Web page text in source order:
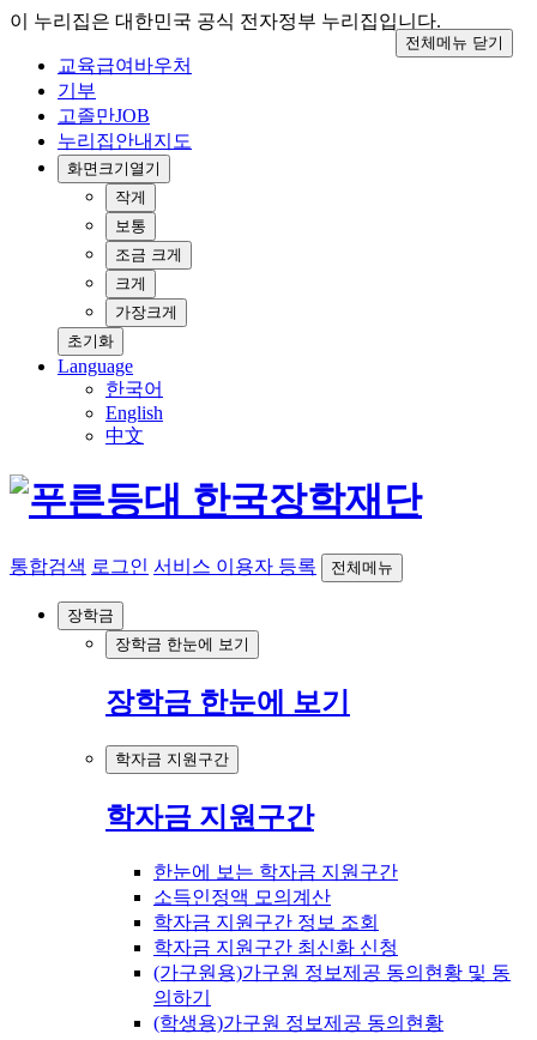
이 누리집은 대한민국 공식 전자정부 누리집입니다.
교육급여바우처
기부
고졸만JOB
누리집안내지도
화면크기 열기
작게
보통
조금 크게
크게
가장크게
초기화
Language
한국어
English
中文
통합검색 로그인 서비스 이용자 등록 전체메뉴
장학금
장학금 한눈에 보기
장학금 한눈에 보기
학자금 지원구간
학자금 지원구간
한눈에 보는 학자금 지원구간
소득인정액 모의계산
학자금 지원구간 정보 조회
학자금 지원구간 최신화 신청
(가구원용)가구원 정보제공 동의현황 및 동
의하기
(학생용)가구원 정보제공 동의현황
전체메뉴 닫기